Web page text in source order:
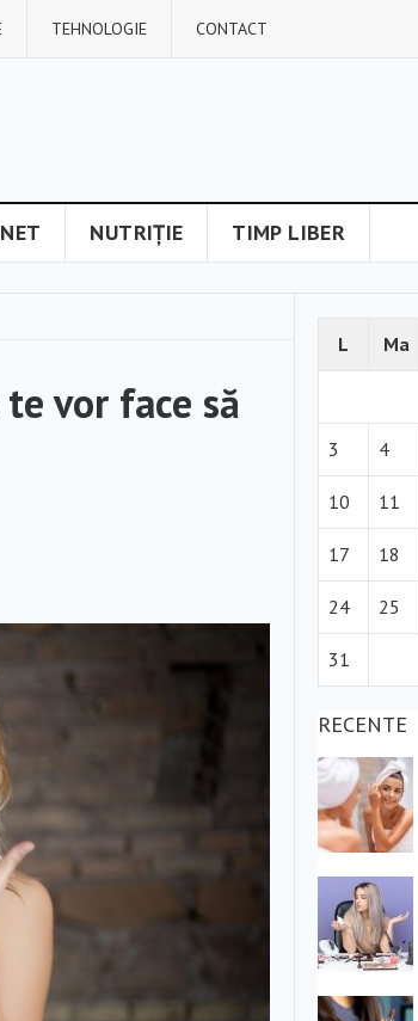
TEHNOLOGIE CONTACT
NUTRIȚIE TIMP LIBER
vor face să
L Ma
3 4
10 11
17 18
24 25
31
RECENTE